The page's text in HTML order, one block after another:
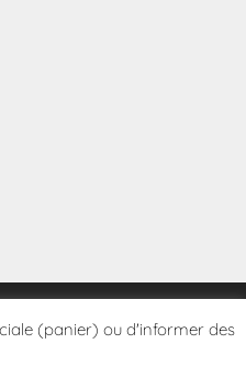
(panier) ou d'informer des